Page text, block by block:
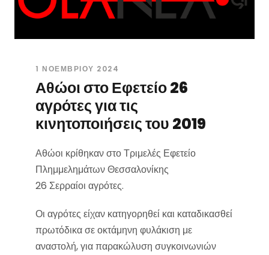
1 ΝΟΕΜΒΡΊΟΥ 2024
Αθώοι στο Εφετείο 26
αγρότες για τις
κινητοποιήσεις του 2019
Αθώοι κρίθηκαν στο Τριμελές Εφετείο
Πλημμελημάτων Θεσσαλονίκης
26 Σερραίοι αγρότες.
Οι αγρότες είχαν κατηγορηθεί και καταδικασθεί
πρωτόδικα σε οκτάμηνη φυλάκιση με
αναστολή, για παρακώλυση συγκοινωνιών